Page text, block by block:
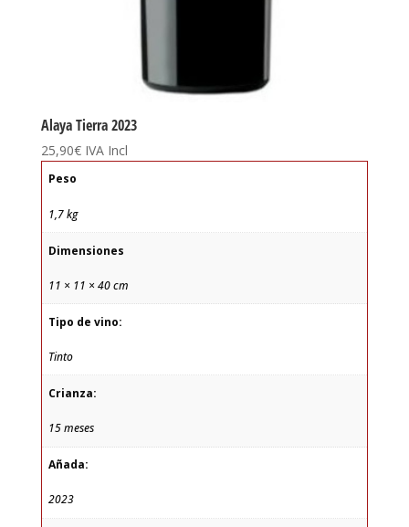
Alaya Tierra 2023
25,90€ IVA Incl
Peso
1,7 kg
Dimensiones
11 × 11 × 40 cm
Tipo de vino:
Tinto
Crianza:
15 meses
Añada:
2023